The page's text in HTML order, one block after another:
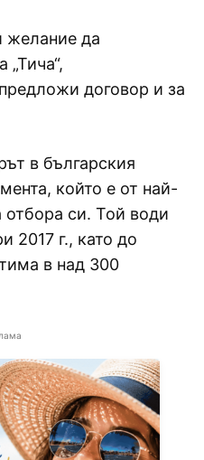
желание да
договор и за
в българския
който е от най-
отбора си. Той води
2017 г., като до
в над 300